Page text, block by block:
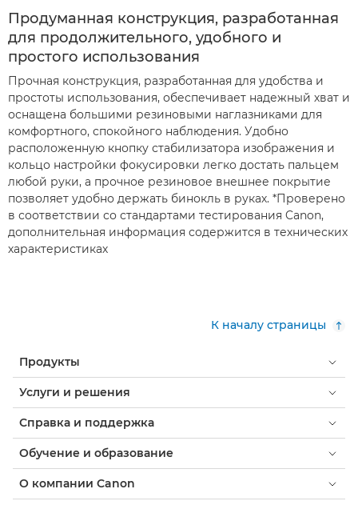
Продуманная конструкция, разработанная
для продолжительного, удобного и
простого использования
Прочная конструкция, разработанная для удобства и
простоты использования, обеспечивает надежный хват и
оснащена большими резиновыми наглазниками для
комфортного, спокойного наблюдения. Удобно
расположенную кнопку стабилизатора изображения и
кольцо настройки фокусировки легко достать пальцем
любой руки, а прочное резиновое внешнее покрытие
позволяет удобно держать бинокль в руках. *Проверено
в соответствии со стандартами тестирования Canon,
дополнительная информация содержится в технических
характеристиках
К началу страницы
Продукты
Услуги и решения
Справка и поддержка
Обучение и образование
О компании Canon